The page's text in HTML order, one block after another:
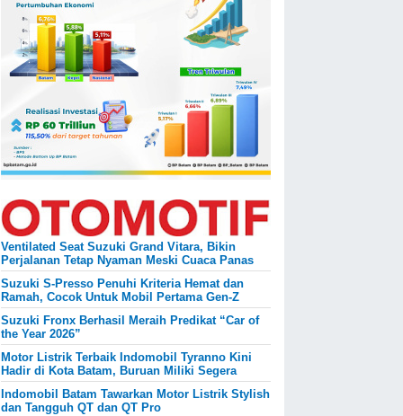
Ventilated Seat Suzuki Grand Vitara, Bikin
Perjalanan Tetap Nyaman Meski Cuaca Panas
Suzuki S-Presso Penuhi Kriteria Hemat dan
Ramah, Cocok Untuk Mobil Pertama Gen-Z
Suzuki Fronx Berhasil Meraih Predikat “Car of
the Year 2026”
Motor Listrik Terbaik Indomobil Tyranno Kini
Hadir di Kota Batam, Buruan Miliki Segera
Indomobil Batam Tawarkan Motor Listrik Stylish
dan Tangguh QT dan QT Pro